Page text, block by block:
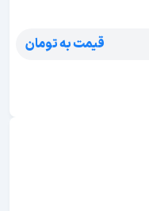
قیمت به تومان